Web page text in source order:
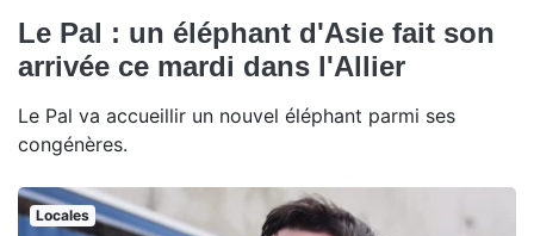
Le Pal : un éléphant d'Asie fait son
arrivée ce mardi dans l'Allier
Le Pal va accueillir un nouvel éléphant parmi ses
congénères.
Locales